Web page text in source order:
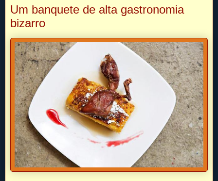
Um banquete de alta gastronomia
bizarro